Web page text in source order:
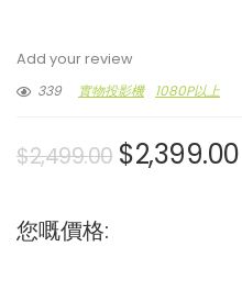
Add your review
339
實物投影機 1080P以上
$2,499.00 $2,399.00
您嘅價格: